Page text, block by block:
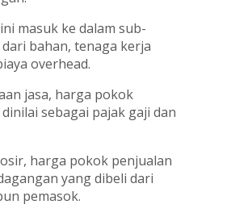
masuk ke dalam sub-
bahan, tenaga kerja
overhead.
jasa, harga pokok
sebagai pajak gaji dan
harga pokok penjualan
yang dibeli dari
pemasok.